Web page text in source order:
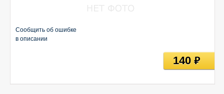
Сообщить об ошибке
в описании
140руб